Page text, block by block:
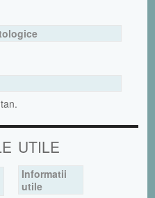
UTILE
Informatii
utile